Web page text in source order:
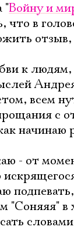
"Войну и
что в
к
всем
с
начинаю
- от
"Соняяя"